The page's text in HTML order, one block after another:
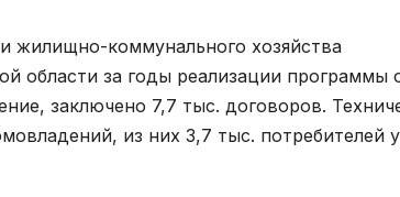
жилищно-коммунального хозяйства
области за годы реализации программы
заключено 7,7 тыс. договоров.
из них 3,7 тыс. потребителей